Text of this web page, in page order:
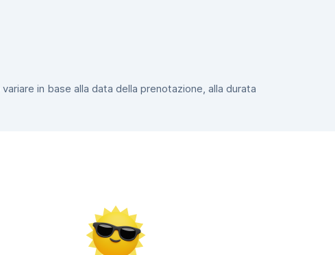
in base alla data della prenotazione, alla durata